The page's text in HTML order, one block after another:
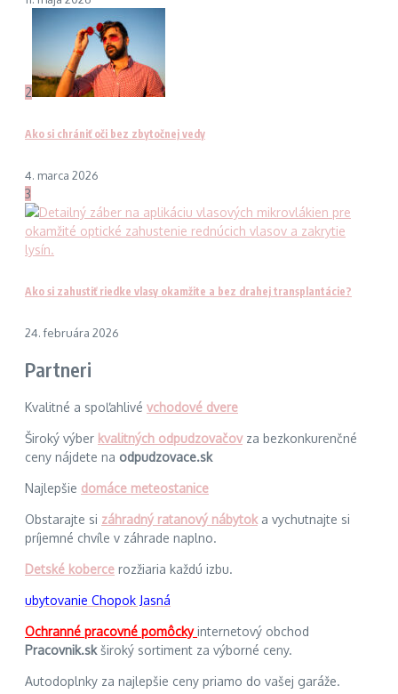
2
Ako si chrániť oči bez zbytočnej vedy
4. marca 2026
3
Ako si zahustiť riedke vlasy okamžite a bez drahej transplantácie?
24. februára 2026
Partneri
Kvalitné a spoľahlivé vchodové dvere
Široký výber kvalitných odpudzovačovza bezkonkurenčné
ceny nájdete na odpudzovace.sk
Najlepšie domáce meteostanice
Obstarajte si záhradný ratanový nábytok a vychutnajte si
príjemné chvíle v záhrade naplno.
Detské koberce rozžiaria každú izbu.
ubytovanie Chopok Jasná
Ochranné pracovné pomôckyinternetový obchod
Pracovnik.skširoký sortiment za výborné ceny.
Autodoplnky za najlepšie ceny priamo do vašej garáže.